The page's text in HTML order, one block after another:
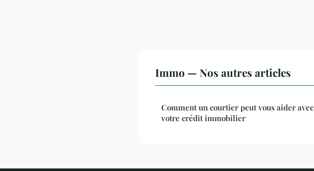
Immo — Nos autres articles
Comment un courtier peut vous aider avec
votre crédit immobilier